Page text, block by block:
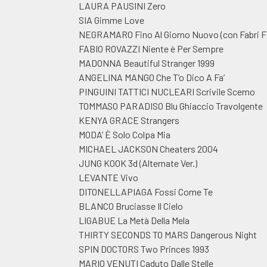
LAURA PAUSINI Zero
SIA Gimme Love
NEGRAMARO Fino Al Giorno Nuovo (con Fabri
FABIO ROVAZZI Niente è Per Sempre
MADONNA Beautiful Stranger 1999
ANGELINA MANGO Che T’o Dico A Fa’
PINGUINI TATTICI NUCLEARI Scrivile Scemo
TOMMASO PARADISO Blu Ghiaccio Travolgente
KENYA GRACE Strangers
MODA’ È Solo Colpa Mia
MICHAEL JACKSON Cheaters 2004
JUNG KOOK 3d (Alternate Ver.)
LEVANTE Vivo
DITONELLAPIAGA Fossi Come Te
BLANCO Bruciasse Il Cielo
LIGABUE La Metà Della Mela
THIRTY SECONDS TO MARS Dangerous Night
SPIN DOCTORS Two Princes 1993
MARIO VENUTI Caduto Dalle Stelle